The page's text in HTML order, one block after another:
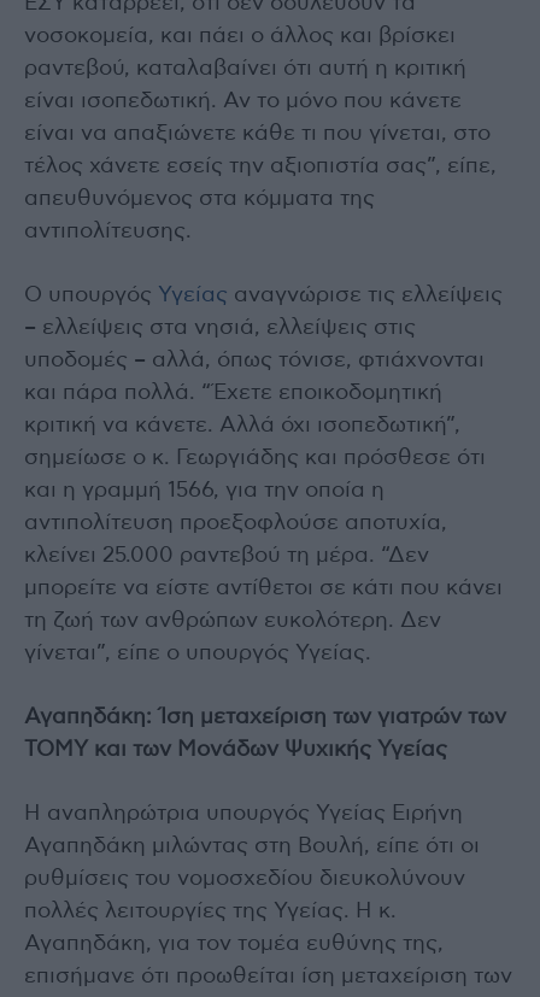
νοσοκομεία, και πάει ο άλλος και βρίσκει
ραντεβού, καταλαβαίνει ότι αυτή η κριτική
είναι ισοπεδωτική. Αν το μόνο που κάνετε
είναι να απαξιώνετε κάθε τι που γίνεται, στο
τέλος χάνετε εσείς την αξιοπιστία σας”, είπε,
απευθυνόμενος στα κόμματα της
αντιπολίτευσης.
Ο υπουργός Υγείας αναγνώρισε τις ελλείψεις
– ελλείψεις στα νησιά, ελλείψεις στις
υποδομές – αλλά, όπως τόνισε, φτιάχνονται
και πάρα πολλά. “Έχετε εποικοδομητική
κριτική να κάνετε. Αλλά όχι ισοπεδωτική”,
σημείωσε ο κ. Γεωργιάδης και πρόσθεσε ότι
και η γραμμή 1566, για την οποία η
αντιπολίτευση προεξοφλούσε αποτυχία,
κλείνει 25.000 ραντεβού τη μέρα. “Δεν
μπορείτε να είστε αντίθετοι σε κάτι που κάνει
τη ζωή των ανθρώπων ευκολότερη. Δεν
γίνεται”, είπε ο υπουργός Υγείας.
Αγαπηδάκη: Ίση μεταχείριση των γιατρών των
ΤΟΜΥ και των Μονάδων Ψυχικής Υγείας
Η αναπληρώτρια υπουργός Υγείας Ειρήνη
Αγαπηδάκη μιλώντας στη Βουλή, είπε ότι οι
ρυθμίσεις του νομοσχεδίου διευκολύνουν
πολλές λειτουργίες της Υγείας. H κ.
Αγαπηδάκη, για τον τομέα ευθύνης της,
επισήμανε ότι προωθείται ίση μεταχείριση των